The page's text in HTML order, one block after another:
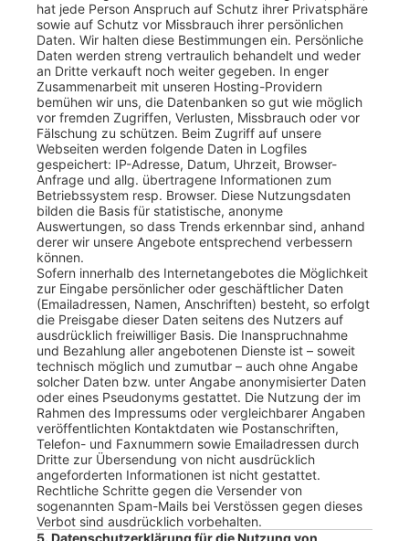
hat jede Person Anspruch auf Schutz ihrer Privatsphäre
sowie auf Schutz vor Missbrauch ihrer persönlichen
Daten. Wir halten diese Bestimmungen ein. Persönliche
Daten werden streng vertraulich behandelt und weder
an Dritte verkauft noch weiter gegeben. In enger
Zusammenarbeit mit unseren Hosting-Providern
bemühen wir uns, die Datenbanken so gut wie möglich
vor fremden Zugriffen, Verlusten, Missbrauch oder vor
Fälschung zu schützen. Beim Zugriff auf unsere
Webseiten werden folgende Daten in Logfiles
gespeichert: IP-Adresse, Datum, Uhrzeit, Browser-
Anfrage und allg. übertragene Informationen zum
Betriebssystem resp. Browser. Diese Nutzungsdaten
bilden die Basis für statistische, anonyme
Auswertungen, so dass Trends erkennbar sind, anhand
derer wir unsere Angebote entsprechend verbessern
können.
Sofern innerhalb des Internetangebotes die Möglichkeit
zur Eingabe persönlicher oder geschäftlicher Daten
(Emailadressen, Namen, Anschriften) besteht, so erfolgt
die Preisgabe dieser Daten seitens des Nutzers auf
ausdrücklich freiwilliger Basis. Die Inanspruchnahme
und Bezahlung aller angebotenen Dienste ist – soweit
technisch möglich und zumutbar – auch ohne Angabe
solcher Daten bzw. unter Angabe anonymisierter Daten
oder eines Pseudonyms gestattet. Die Nutzung der im
Rahmen des Impressums oder vergleichbarer Angaben
veröffentlichten Kontaktdaten wie Postanschriften,
Telefon- und Faxnummern sowie Emailadressen durch
Dritte zur Übersendung von nicht ausdrücklich
angeforderten Informationen ist nicht gestattet.
Rechtliche Schritte gegen die Versender von
sogenannten Spam-Mails bei Verstössen gegen dieses
Verbot sind ausdrücklich vorbehalten.